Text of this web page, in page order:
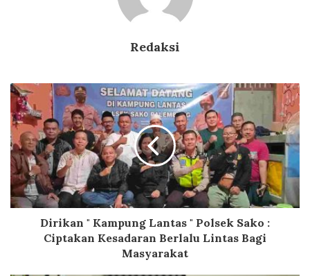
Redaksi
Dirikan " Kampung Lantas " Polsek Sako :
Ciptakan Kesadaran Berlalu Lintas Bagi
Masyarakat